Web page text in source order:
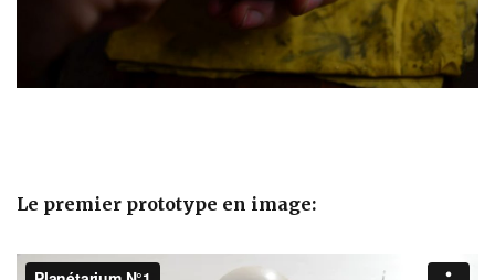
Le premier prototype en image: